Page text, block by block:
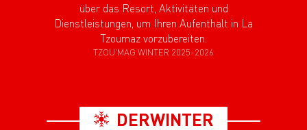
über das Resort, Aktivitäten und
Dienstleistungen, um Ihren Aufenthalt in La
Tzoumaz vorzubereiten.
TZOU'MAG WINTER 2025-2026
DERWINTER